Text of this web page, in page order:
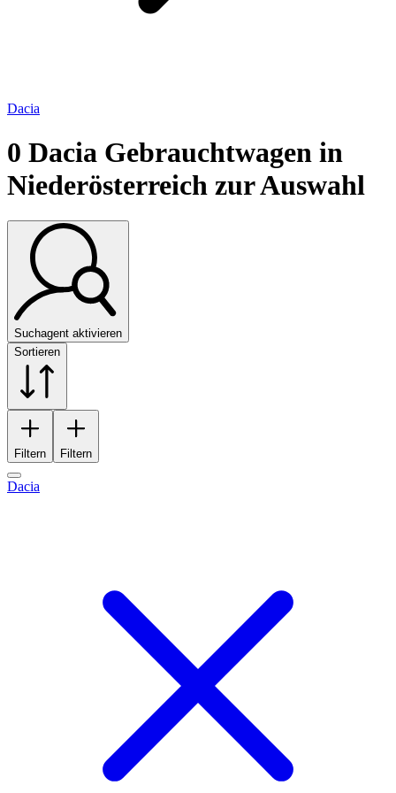
Dacia
0 Dacia Gebrauchtwagen in
Niederösterreich zur Auswahl
Suchagent aktivieren
Sortieren
Filtern Filtern
Dacia